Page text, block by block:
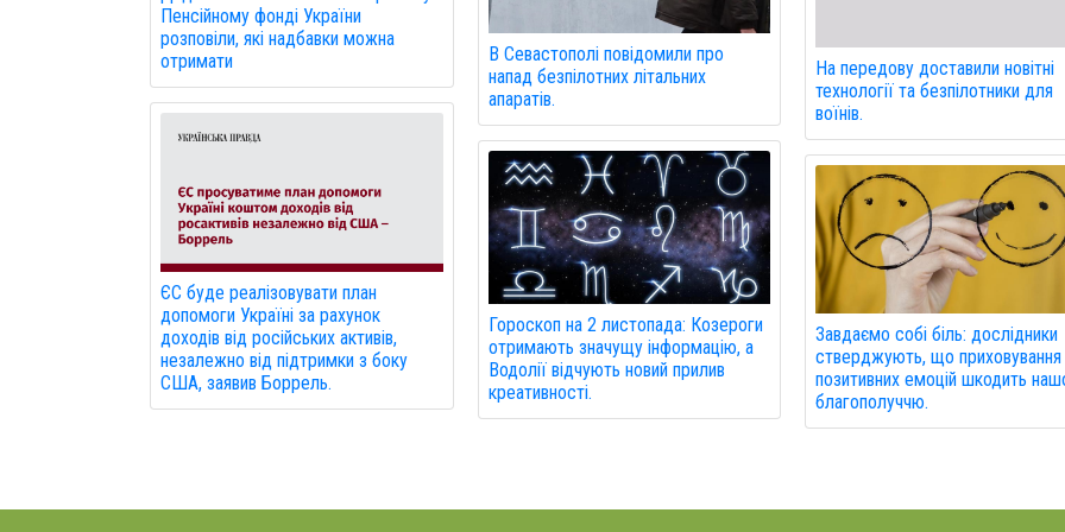
Пенсійному фонді України
розповіли, які надбавки можна
отримати
ЄС буде реалізовувати план
допомоги Україні за рахунок
доходів від російських активів,
незалежно від підтримки з боку
США, заявив Боррель.
В Севастополі повідомили про
напад безпілотних літальних
апаратів.
Гороскоп на 2 листопада: Козероги
отримають значущу інформацію, а
Водолії відчують новий прилив
креативності.
На передову доставили новітні
технології та безпілотники для
воїнів.
Завдаємо собі біль: дослідники
стверджують, що приховування
позитивних емоцій шкодить
благополуччю.